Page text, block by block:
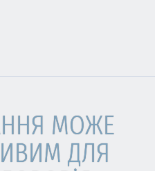
МОЖЕ
ДЛЯ